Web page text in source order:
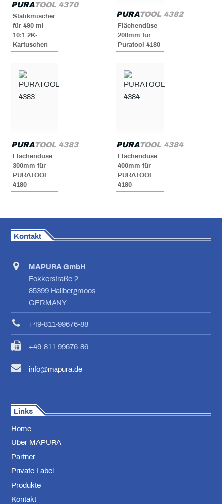
PURATOOL 4370
Statikmischer
für 490 ml
10:1 2K-
Kartuschen
PURATOOL 4382
Flächendüse
200mm für
Puratool 4180
PURATOOL 4383
Flächendüse
300mm für
PURATOOL
4180
PURATOOL 4384
Flächendüse
400mm für
PURATOOL
4180
Kontakt
MAPURA GmbH
Fokkerstraße 2
85399 Hallbergmoos
GERMANY
+49-811-99676-88
+49-811-99676-86
info@mapura.de
Links
Home
Über MAPURA
Partner
Private Label
Produkte
Kontakt